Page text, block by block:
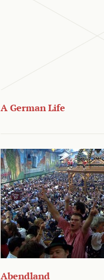
A German Life
Abendland